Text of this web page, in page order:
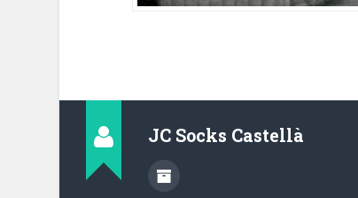
JC Socks Castellà